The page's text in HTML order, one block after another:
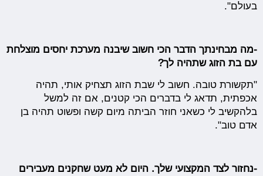
בעולם".
-מה מבחינתך הדבר הכי חשוב שיבנה מערכת יחסים מוצלחת
עם בת הזוג שתהיה לך?
"תקשורת טובה. חשוב לי שבת הזוג תצחיק אותי, תהיה
אכפתית, תדאג לי בדברים הכי קטנים, אם זה למשל
בלהקשיב לי כשאני חוזר הביתה מיום קשה ופשוט תהיה בן
אדם טוב".
-נחזור לצד המקצועי שלך. היום לא מעט שחקנים מעבירים